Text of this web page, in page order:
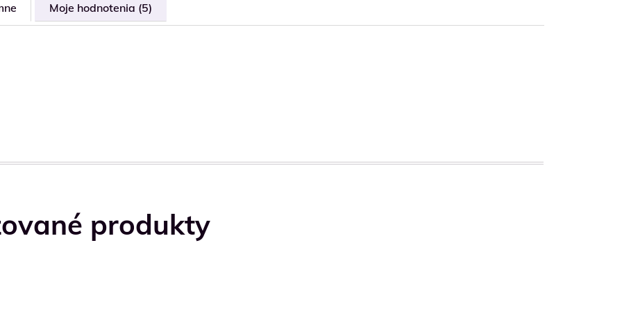
Moje hodnotenia (5)
produkty